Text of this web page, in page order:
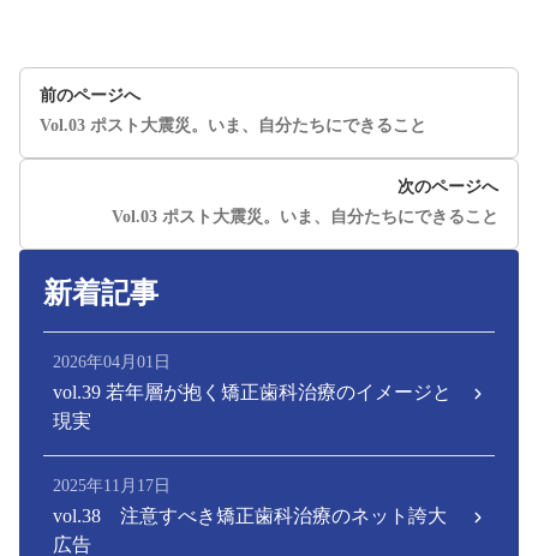
前のページへ
Vol.03 ポスト大震災。いま、自分たちにできること
次のページへ
Vol.03 ポスト大震災。いま、自分たちにできること
新着記事
2026年04月01日
vol.39 若年層が抱く矯正歯科治療のイメージと
現実
2025年11月17日
vol.38 注意すべき矯正歯科治療のネット誇大
広告